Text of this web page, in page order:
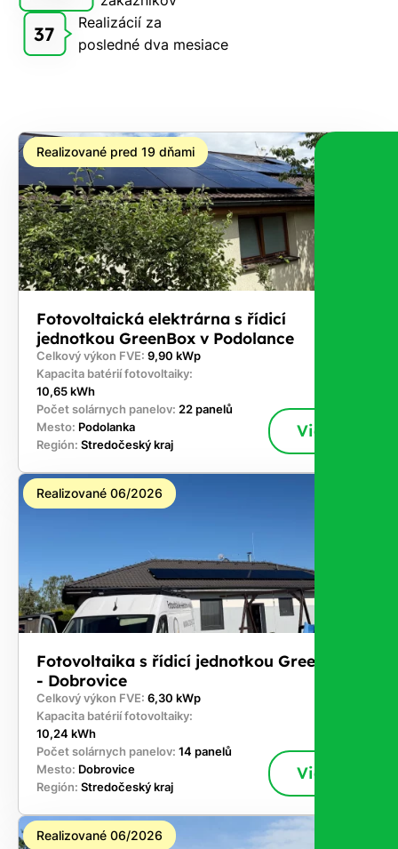
37
Realizácií za
posledné dva mesiace
Realizované pred 19 dňami
Fotovoltaická elektrárna s řídicí
jednotkou GreenBox v Podolance
Celkový výkon FVE: 9,90 kWp
Kapacita batérií fotovoltaiky:
10,65 kWh
Počet solárnych panelov: 22 panelů
Mesto: Podolanka
Región: Stredočeský kraj
Viac
Realizované 06/2026
Fotovoltaika s řídicí jednotkou GreenBox
- Dobrovice
Celkový výkon FVE: 6,30 kWp
Kapacita batérií fotovoltaiky:
10,24 kWh
Počet solárnych panelov: 14 panelů
Mesto: Dobrovice
Región: Stredočeský kraj
Viac
Realizované 06/2026